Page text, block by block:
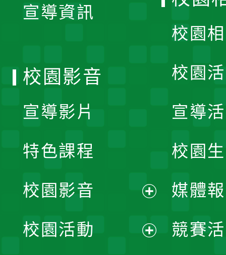
宣導資訊
校園
校園
宣導
校園
媒體
競賽
校園影音
宣導影片
特色課程
校園影音
開
校園活動